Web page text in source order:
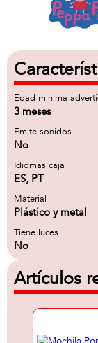
Edad minima
3 meses
Emite sonidos
No
Idiomas caja
ES, PT
Material
Plástico y metal
Tiene luces
No
Artículos